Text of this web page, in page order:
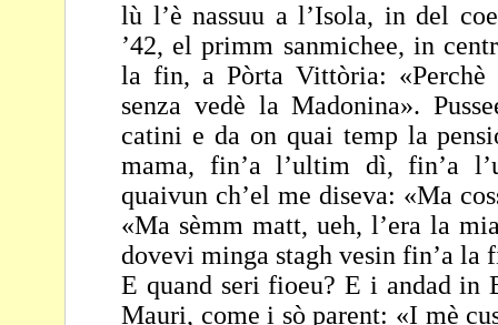
lù l’è nassuu a l’Isola, in del
’42, el primm sanmichee, in
la fin, a Pòrta Vittòria:
senza vedè la Madonina».
catini e da on quai temp la
mama, fin’a l’ultim dì, fin’a
quaivun ch’el mediseva: «Ma
«Ma sèmm matt, ueh, l’era la
dovevi minga stagh vesin fin’a la
E quand seri fioeu? E i andad in
Mauri, come i sòparent: «I mè